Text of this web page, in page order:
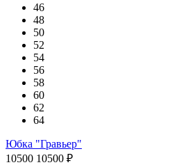
46
48
50
52
54
56
58
60
62
64
Юбка "Гравьер"
10500 10500 ₽